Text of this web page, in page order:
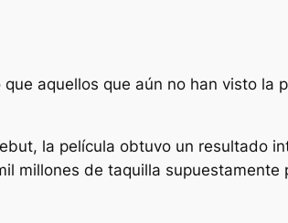
aquellos que aún no han visto la
la película obtuvo un resultado
millones de taquilla supuestamente